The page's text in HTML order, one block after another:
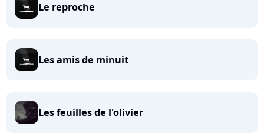
Le reproche
Les amis de minuit
Les feuilles de l'olivier